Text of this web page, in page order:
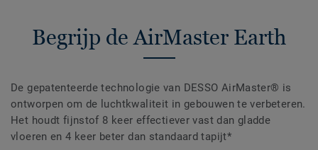
Begrijp de AirMaster Earth
De gepatenteerde technologie van DESSO AirMaster® is
ontworpen om de luchtkwaliteit in gebouwen te verbeteren.
Het houdt fijnstof 8 keer effectiever vast dan gladde
vloeren en 4 keer beter dan standaard tapijt*